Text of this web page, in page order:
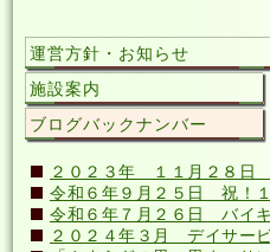
運営方針・お知らせ
施設案内
ブログバックナンバー
２０２３年 １１月２８日
令和６年９月２５日 祝！
令和６年７月２６日 バイ
２０２４年３月 デイサー